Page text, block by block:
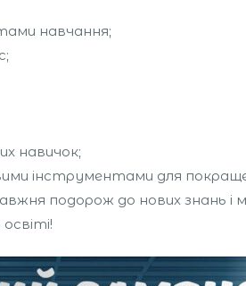
навчання;
навичок;
інструментами для
подорож до нових знань